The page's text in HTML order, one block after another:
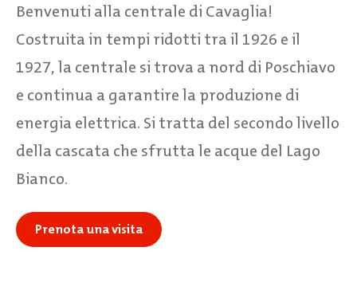
Benvenuti alla centrale di Cavaglia!
Costruita in tempi ridotti tra il 1926 e il
1927, la centrale si trova a nord di Poschiavo
e continua a garantire la produzione di
energia elettrica. Si tratta del secondo livello
della cascata che sfrutta le acque del Lago
Bianco.
Prenota una visita